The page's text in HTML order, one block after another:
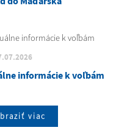
informácie k voľbám
viac